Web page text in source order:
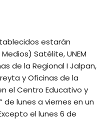
estarán
Satélite, UNEM
de la Regional I Jalpan,
y Oficinas de la
el Centro Educativo y
de lunes a viernes en un
el lunes 6 de